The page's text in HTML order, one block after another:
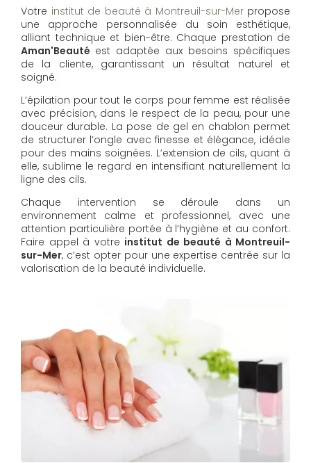
Votre institut de beauté à Montreuil-sur-Mer propose
une approche personnalisée du soin esthétique,
alliant technique et bien-être. Chaque prestation de
Aman'Beauté est adaptée aux besoins spécifiques
de la cliente, garantissant un résultat naturel et
soigné.
L’épilation pour tout le corps pour femme est réalisée
avec précision, dans le respect de la peau, pour une
douceur durable. La pose de gel en chablon permet
de structurer l’ongle avec finesse et élégance, idéale
pour des mains soignées. L’extension de cils, quant à
elle, sublime le regard en intensifiant naturellement la
ligne des cils.
Chaque intervention se déroule dans un
environnement calme et professionnel, avec une
attention particulière portée à l’hygiène et au confort.
Faire appel à votre institut de beauté à Montreuil-
sur-Mer, c’est opter pour une expertise centrée sur la
valorisation de la beauté individuelle.